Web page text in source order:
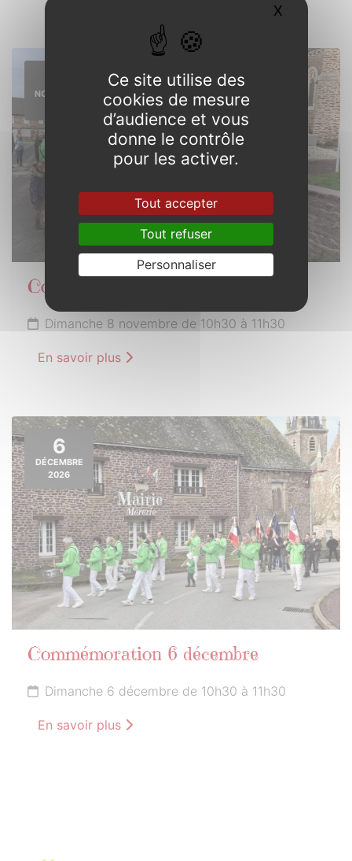
NOVEMBRE
Commémoration Armistice 1918
Dimanche 8 novembre de 10h30 à 11h30
En savoir plus
6
DÉCEMBRE
2026
Commémoration 6 décembre
Dimanche 6 décembre de 10h30 à 11h30
En savoir plus
Ce site utilise des
cookies de mesure
d’audience et vous
donne le contrôle
pour les activer.
Tout accepter
Tout refuser
Personnaliser
X Masquer